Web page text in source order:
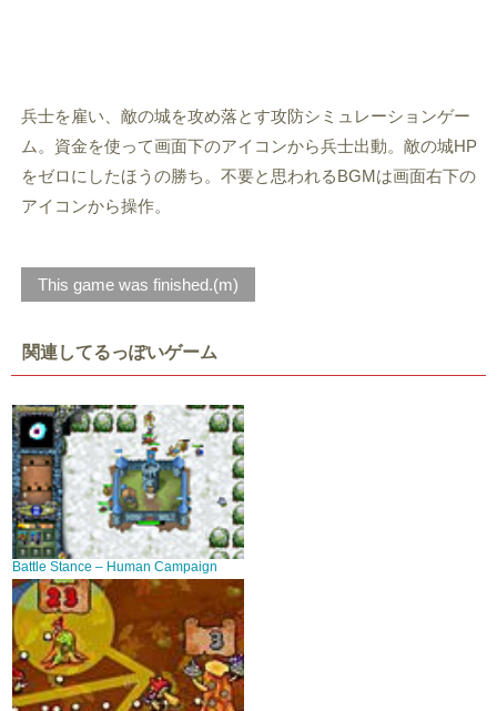
兵士を雇い、敵の城を攻め落とす攻防シミュレーションゲー
ム。資金を使って画面下のアイコンから兵士出動。敵の城HP
をゼロにしたほうの勝ち。不要と思われるBGMは画面右下の
アイコンから操作。
This game was finished.(m)
関連してるっぽいゲーム
Battle Stance – Human Campaign